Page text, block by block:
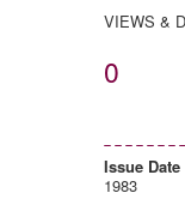
VIEWS &
0
Issue Date
1983